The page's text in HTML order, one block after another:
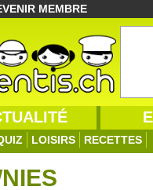
MEMBRE
LOISIRS RECETTES